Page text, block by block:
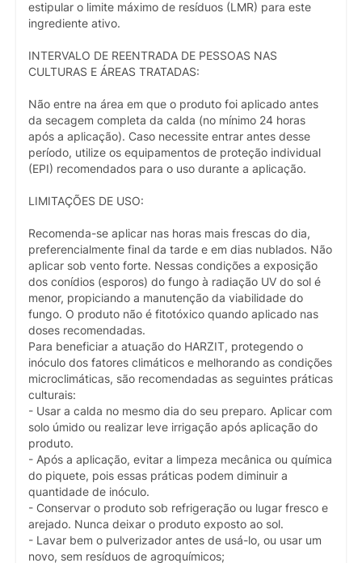
estipular o limite máximo de resíduos (LMR) para este
ingrediente ativo.
INTERVALO DE REENTRADA DE PESSOAS NAS
CULTURAS E ÁREAS TRATADAS:
Não entre na área em que o produto foi aplicado antes
da secagem completa da calda (no mínimo 24 horas
após a aplicação). Caso necessite entrar antes desse
período, utilize os equipamentos de proteção individual
(EPI) recomendados para o uso durante a aplicação.
LIMITAÇÕES DE USO:
Recomenda-se aplicar nas horas mais frescas do dia,
preferencialmente final da tarde e em dias nublados. Não
aplicar sob vento forte. Nessas condições a exposição
dos conídios (esporos) do fungo à radiação UV do sol é
menor, propiciando a manutenção da viabilidade do
fungo. O produto não é fitotóxico quando aplicado nas
doses recomendadas.
Para beneficiar a atuação do HARZIT, protegendo o
inóculo dos fatores climáticos e melhorando as condições
microclimáticas, são recomendadas as seguintes práticas
culturais:
- Usar a calda no mesmo dia do seu preparo. Aplicar com
solo úmido ou realizar leve irrigação após aplicação do
produto.
- Após a aplicação, evitar a limpeza mecânica ou química
do piquete, pois essas práticas podem diminuir a
quantidade de inóculo.
- Conservar o produto sob refrigeração ou lugar fresco e
arejado. Nunca deixar o produto exposto ao sol.
- Lavar bem o pulverizador antes de usá-lo, ou usar um
novo, sem resíduos de agroquímicos;